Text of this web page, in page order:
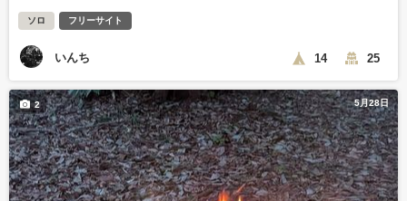
ソロ フリーサイト
いんち 14 25
5月28日
2